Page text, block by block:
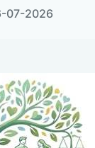
07-2026